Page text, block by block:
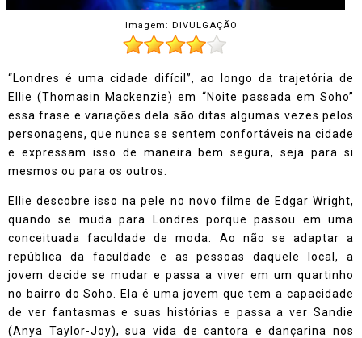
Imagem: DIVULGAÇÃO
“Londres é uma cidade difícil”, ao longo da trajetória de
Ellie (Thomasin Mackenzie) em “Noite passada em Soho”
essa frase e variações dela são ditas algumas vezes pelos
personagens, que nunca se sentem confortáveis na cidade
e expressam isso de maneira bem segura, seja para si
mesmos ou para os outros.
Ellie descobre isso na pele no novo filme de Edgar Wright,
quando se muda para Londres porque passou em uma
conceituada faculdade de moda. Ao não se adaptar a
república da faculdade e as pessoas daquele local, a
jovem decide se mudar e passa a viver em um quartinho
no bairro do Soho. Ela é uma jovem que tem a capacidade
de ver fantasmas e suas histórias e passa a ver Sandie
(Anya Taylor-Joy), sua vida de cantora e dançarina nos